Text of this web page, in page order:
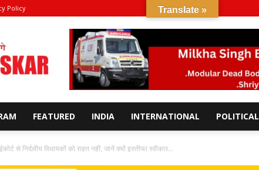
Policy
FEATURED INDIA INTERNATIONAL POLITICAL
से निर्दलीय विधायकों को राहत नहीं, जानें क्यों इस्तीफा स्वीकार...
Translate »